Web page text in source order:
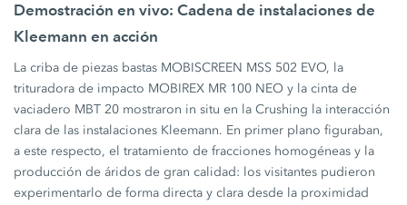
Demostración en vivo: Cadena de instalaciones de
Kleemann en acción
La criba de piezas bastas MOBISCREEN MSS 502 EVO, la
trituradora de impacto MOBIREX MR 100 NEO y la cinta de
vaciadero MBT 20 mostraron in situ en la Crushing la interacción
clara de las instalaciones Kleemann. En primer plano figuraban,
a este respecto, el tratamiento de fracciones homogéneas y la
producción de áridos de gran calidad: los visitantes pudieron
experimentarlo de forma directa y clara desde la proximidad